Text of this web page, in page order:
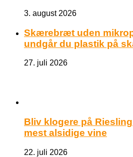
3. august 2026
Skærebræt uden
undgår du plastik på
27. juli 2026
Bliv klogere på
mest alsidige vine
22. juli 2026